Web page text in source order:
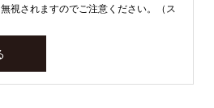
視されますのでご注意ください。（ス